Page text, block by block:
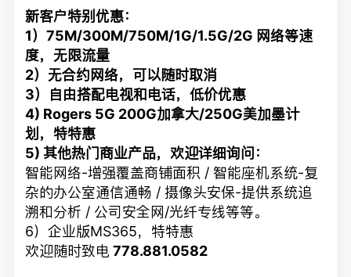
新客户特别优惠：
1）75M/300M/750M/1G/1.5G/2G 网络等速
度，无限流量
2）无合约网络，可以随时取消
3）自由搭配电视和电话，低价优惠
4) Rogers 5G 200G加拿大/250G美加墨计
划，特特惠
5) 其他热门商业产品，欢迎详细询问：
智能网络-增强覆盖商铺面积 / 智能座机系统-复
杂的办公室通信通畅 / 摄像头安保-提供系统追
溯和分析 / 公司安全网/光纤专线等等。
6）企业版MS365，特特惠
欢迎随时致电 778.881.0582